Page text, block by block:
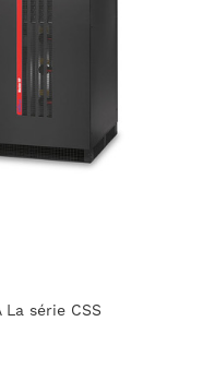
série CSS